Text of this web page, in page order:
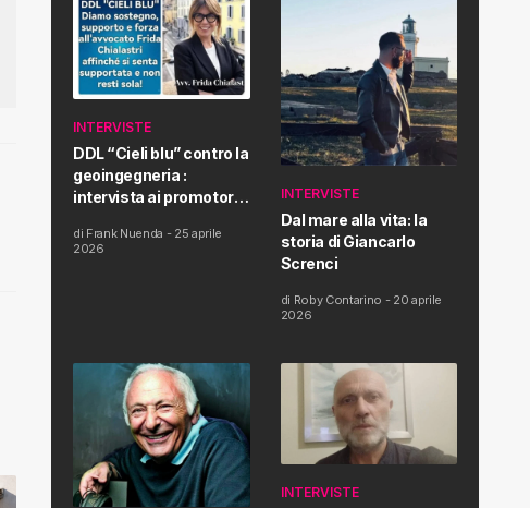
INTERVISTE
DDL “Cieli blu” contro la
geoingegneria :
intervista ai promotori
Proposta di Legge
di Frank Nuenda - 25 aprile
2026
INTERVISTE
Dal mare alla vita: la
storia di Giancarlo
Screnci
di Roby Contarino - 20 aprile
2026
INTERVISTE